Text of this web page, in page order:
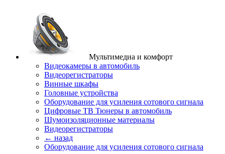
Мультимедиа и комфорт
Видеокамеры в автомобиль
Видеорегистраторы
Винные шкафы
Головные устройства
Оборудование для усиления сотового сигнала
Цифровые ТВ Тюнеры в автомобиль
Шумоизоляционные материалы
Видеорегистраторы
← назад
Оборудование для усиления сотового сигнала